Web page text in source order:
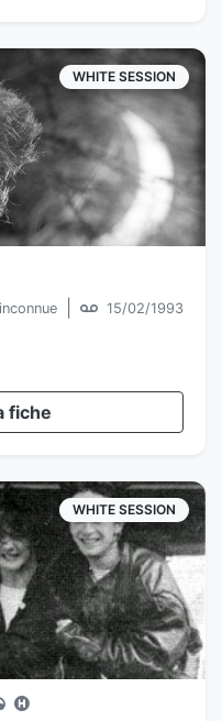
WHITE SESSION
15/02/1993
fiche
WHITE SESSION